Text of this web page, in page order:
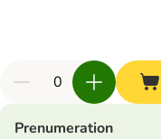
Prenumeration